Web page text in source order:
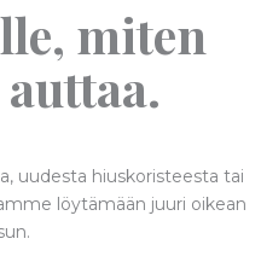
miten
uudesta hiuskoristeesta tai
löytämään juuri oikean